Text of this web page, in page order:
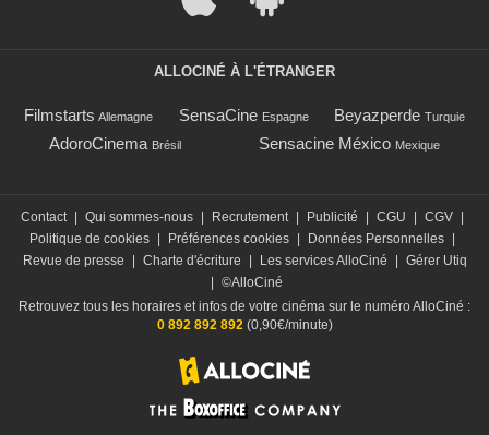
ALLOCINÉ À L'ÉTRANGER
Filmstarts Allemagne SensaCine Espagne Beyazperde Turquie
AdoroCinema Brésil Sensacine México Mexique
Contact Qui sommes-nous Recrutement Publicité CGU CGV
Politique de cookies
Préférences cookies Données Personnelles
Revue de presse
Charte d'écriture Les services AlloCiné
Gérer Utiq
©AlloCiné
Retrouvez tous les horaires et infos de votre cinéma sur le numéro AlloCiné :
0 892 892 892(0,90€/minute)